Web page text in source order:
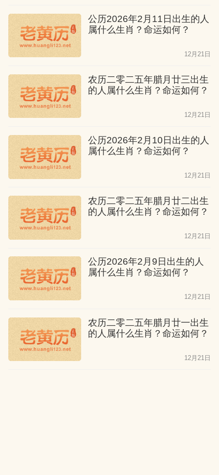
他们的一生可能会有大起大落，但总体来
说，他们的生活还算顺利。他们有很好的
进取心，也有很高的志向。然而，他们的
职业生涯并不顺利，他们没有得到太多贵
人的帮助。尽管他们有远大的志向，但他
们缺乏勇气，只能小心谨慎地工作。如果
属猴人十月出生
他们虽然有很大的志向，但他们缺乏勇
气，他们的一生只能顺其自然，听天由
命。他们没有进取心，在创业时期没有耐
心和毅力，他们只希望过上稳定的生活。
会成为大人物。
属猴人十一月出生
他们性格暴躁，口直心快，他们有才能，
但他们不太考虑后果。他们有大量的心，
但他们没有聚财的能力，他们不能依赖亲
戚，他们只能自立门户。
公历2026年2月11日出生的人
属什么生肖？命运如何？
12月21日
农历二零二五年腊月廿三出生
的人属什么生肖？命运如何？
12月21日
公历2026年2月10日出生的人
属什么生肖？命运如何？
12月21日
农历二零二五年腊月廿二出生
的人属什么生肖？命运如何？
12月21日
公历2026年2月9日出生的人
属什么生肖？命运如何？
12月21日
农历二零二五年腊月廿一出生
的人属什么生肖？命运如何？
12月21日